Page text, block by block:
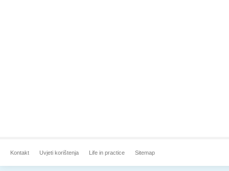
Kontakt Uvjeti korištenja Life in practice Sitemap